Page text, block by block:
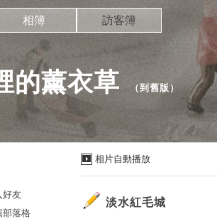
的薰衣草 （到舊版 ）
相簿 訪客簿
相片自動播放
淡水紅毛城
好友
部落格